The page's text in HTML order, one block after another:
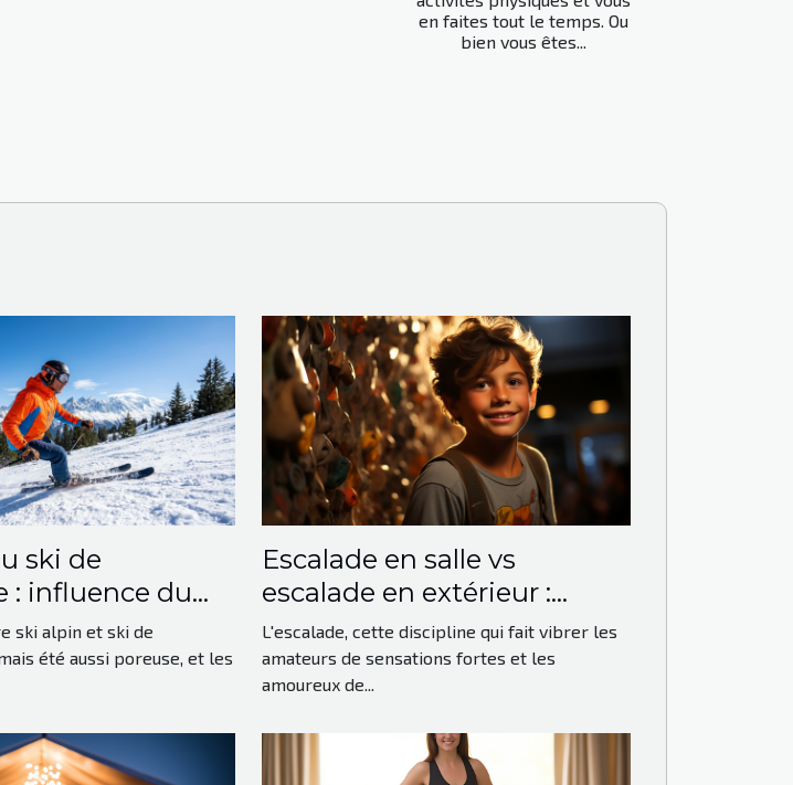
en faites tout le temps. Ou
bien vous êtes...
ski de
: influence du
sur la
ski alpin et ski de
été aussi poreuse, et les
Escalade en salle vs
escalade en extérieur :
avantages et défis
L'escalade, cette discipline qui fait vibrer les
amateurs de sensations fortes et les
amoureux de...